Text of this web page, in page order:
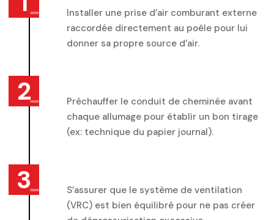
Installer une prise d’air comburant externe
raccordée directement au poêle pour lui
donner sa propre source d’air.
Préchauffer le conduit de cheminée avant
chaque allumage pour établir un bon tirage
(ex: technique du papier journal).
S’assurer que le système de ventilation
(VRC) est bien équilibré pour ne pas créer